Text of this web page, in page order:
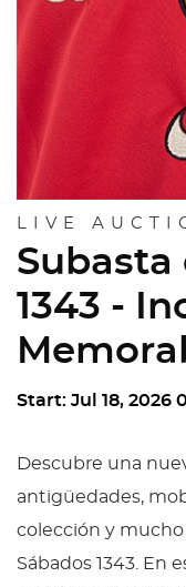
LIVE
Subasta
1343 -
Start: Jul 18, 2026
Descubre una
antigüedades,
colección y mucho
Sábados 1343. En